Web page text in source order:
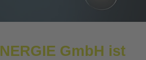
GmbH ist